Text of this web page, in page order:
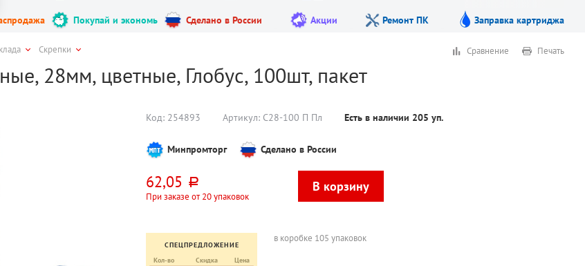
Покупай и экономь Сделано в России Акции Ремонт ПК Заправка картриджа
Скрепки
28мм, цветные, Глобус, 100шт, пакет
Сравнение Печать
Код: 254893 Артикул: С28-100 П Пл Есть в наличии 205 уп.
Минпромторг Сделано в России
62,05 руб.
При заказе от 20 упаковок
СПЕЦПРЕДЛОЖЕНИЕ
Кол-во
Скидка Цена
в коробке 105 упаковок